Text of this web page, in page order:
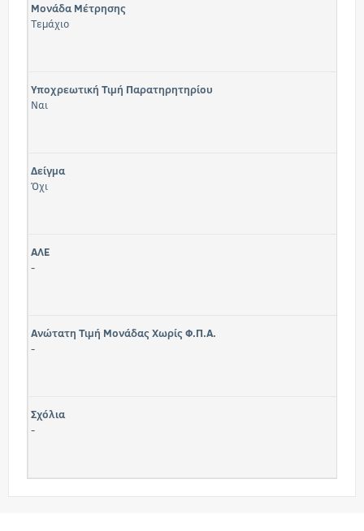
Μονάδα Μέτρησης
Τεμάχιο
Υποχρεωτική Τιμή Παρατηρητηρίου
Ναι
Δείγμα
Όχι
ΑΛΕ
-
Ανώτατη Τιμή Μονάδας Χωρίς Φ.Π.Α.
-
Σχόλια
-